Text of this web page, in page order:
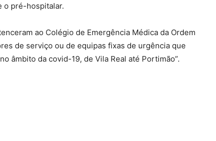
o pré-hospitalar.
ao Colégio de Emergência Médica da Ordem
de serviço ou de equipas fixas de urgência que
âmbito da covid-19, de Vila Real até Portimão”.